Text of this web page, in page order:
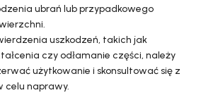
ubrań lub przypadkowego
uszkodzeń, takich jak
czy odłamanie części, należy
użytkowanie i skonsultować się z
celu naprawy.